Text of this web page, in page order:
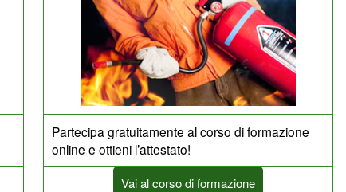
Partecipa gratuitamente al corso di formazione
online e ottieni l’attestato!
Vai al corso di formazione